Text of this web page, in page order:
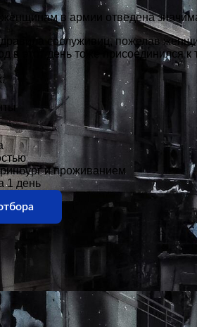
женщинам в армии отведена
сослуживиц, пожелав
в этот день тоже присоединился
и проживанием
1 день